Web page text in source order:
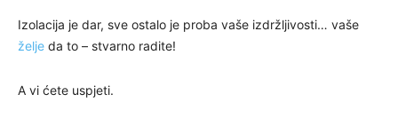
Izolacija je dar, sve ostalo je proba vaše izdržljivosti… vaše
želje da to – stvarno radite!
A vi ćete uspjeti.